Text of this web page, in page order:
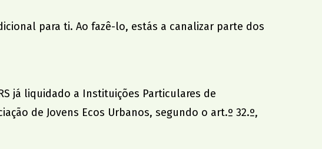
para ti. Ao fazê-lo, estás a canalizar parte dos
já liquidado a Instituições Particulares de
de Jovens Ecos Urbanos, segundo o art.º 32.º,